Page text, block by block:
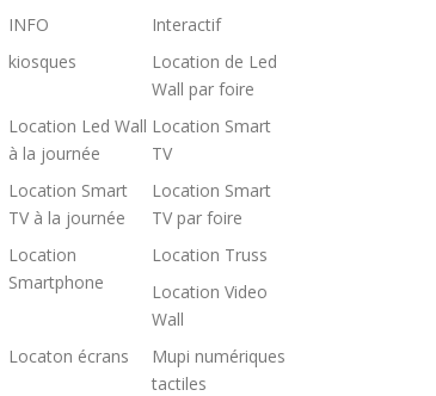
INFO
Interactif
kiosques
Location de Led
Wall par foire
Location Led Wall
à la journée
Location Smart
TV
Location Smart
TV à la journée
Location Smart
TV par foire
Location
Smartphone
Location Truss
Location Video
Wall
Locaton écrans
Mupi numériques
tactiles